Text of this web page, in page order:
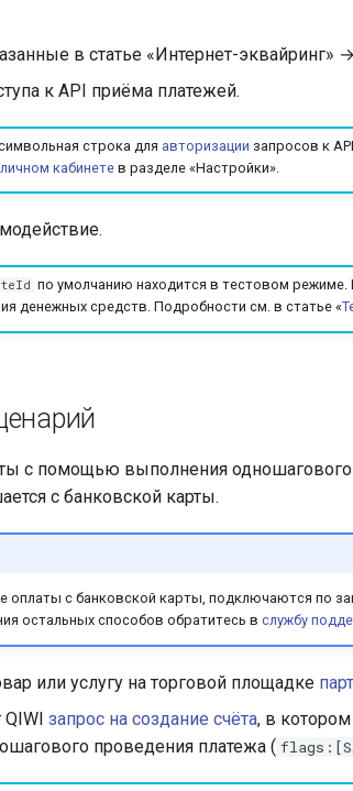
в статье «Интернет-
к API приёма платежей.
строка для авторизации запросов к
личном кабинетев разделе «Настройки».
по умолчанию находится в тестовом
денежных средств. Подробности см. в статье «
с помощью выполнения одношагового
с банковской карты.
оплаты с банковской карты, подключаются по
остальных способов обратитесь в службу
или услугу на торговой площадке
QIWI запрос на создание счёта, в
проведения платежа (